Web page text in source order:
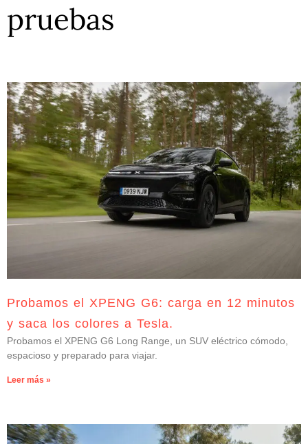
pruebas
Probamos el XPENG G6: carga en 12 minutos
y saca los colores a Tesla.
Probamos el XPENG G6 Long Range, un SUV eléctrico cómodo,
espacioso y preparado para viajar.
Leer más »